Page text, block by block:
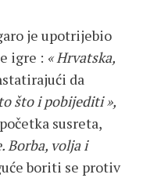
je upotrijebio
igre : « Hrvatska,
da
što i pobijediti »,
susreta,
Borba, volja i
boriti se protiv